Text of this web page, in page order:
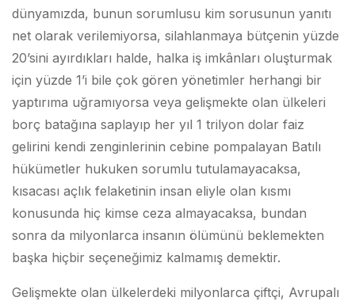
dünyamızda, bunun sorumlusu kim sorusunun yanıtı
net olarak verilemiyorsa, silahlanmaya bütçenin yüzde
20’sini ayırdıkları halde, halka iş imkânları oluşturmak
için yüzde 1’i bile çok gören yönetimler herhangi bir
yaptırıma uğramıyorsa veya gelişmekte olan ülkeleri
borç batağına saplayıp her yıl 1 trilyon dolar faiz
gelirini kendi zenginlerinin cebine pompalayan Batılı
hükümetler hukuken sorumlu tutulamayacaksa,
kısacası açlık felaketinin insan eliyle olan kısmı
konusunda hiç kimse ceza almayacaksa, bundan
sonra da milyonlarca insanın ölümünü beklemekten
başka hiçbir seçeneğimiz kalmamış demektir.
Gelişmekte olan ülkelerdeki milyonlarca çiftçi, Avrupalı